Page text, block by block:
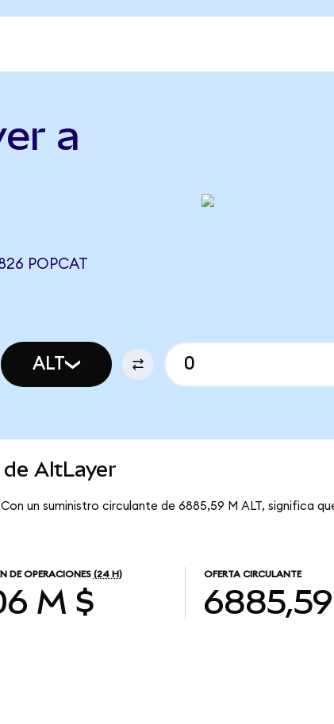
a
POPCAT
ALT
AltLayer
un suministro circulante de 6885,59 M ALT, significa
DE OPERACIONES (24 H)
M $
OFERTA CIRCULANTE